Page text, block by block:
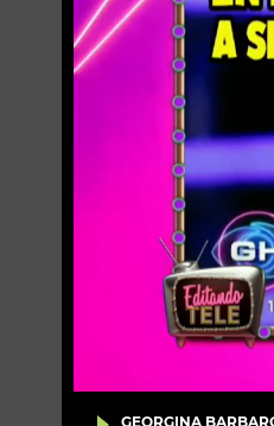
TU
CHICHE
GEORGINA